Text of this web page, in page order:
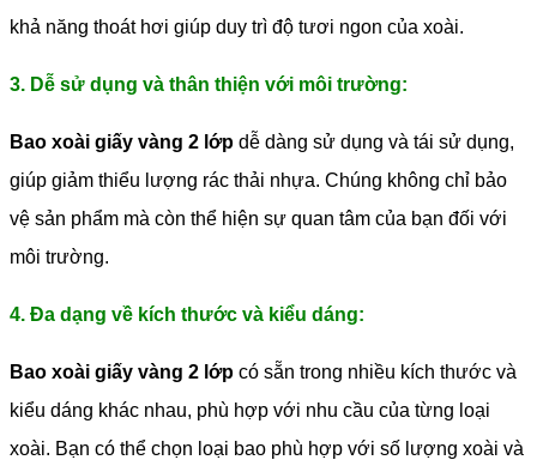
khả năng thoát hơi giúp duy trì độ tươi ngon của xoài.
3. Dễ sử dụng và thân thiện với môi trường:
Bao xoài giấy vàng 2 lớp dễ dàng sử dụng và tái sử dụng,
giúp giảm thiểu lượng rác thải nhựa. Chúng không chỉ bảo
vệ sản phẩm mà còn thể hiện sự quan tâm của bạn đối với
môi trường.
4. Đa dạng về kích thước và kiểu dáng:
Bao xoài giấy vàng 2 lớp có sẵn trong nhiều kích thước và
kiểu dáng khác nhau, phù hợp với nhu cầu của từng loại
xoài. Bạn có thể chọn loại bao phù hợp với số lượng xoài và